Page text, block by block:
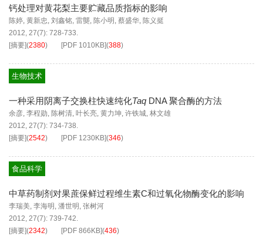
钙处理对黄花梨主要贮藏品质指标的影响
陈婷, 黄新忠, 刘鑫铭, 雷龑, 陈小明 , 蔡盛华, 陈义挺
2012, 27(7): 728-733.
[摘要](2380) [PDF 1010KB](388)
生物技术
一种采用阴离子交换柱快速纯化Taq DNA 聚合酶的方法
余彦, 李程勋, 陈树清, 叶长亮, 黄力坤, 许铁城, 林文雄
2012, 27(7): 734-738.
[摘要](2542) [PDF 1230KB](346)
食品科学
中草药制剂对果蔗保鲜过程维生素C和过氧化物酶变化的影响
李瑞美, 李海明 , 潘世明 , 张树河
2012, 27(7): 739-742.
[摘要](2342) [PDF 866KB](436)